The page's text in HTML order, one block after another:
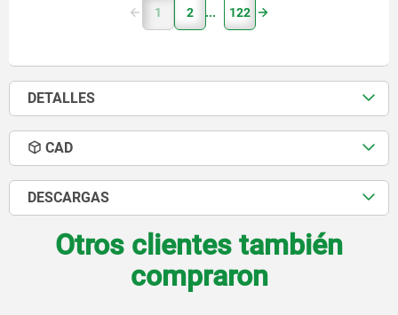
1 2 122
DETALLES
CAD
DESCARGAS
Otros clientes también
compraron